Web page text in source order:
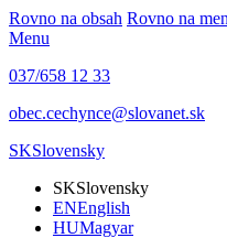
Rovno na obsah Rovno na
Menu
037/658 12 33
obec.cechynce@slovanet.sk
SKSlovensky
SKSlovensky
ENEnglish
HUMagyar